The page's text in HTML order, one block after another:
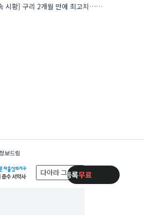
[비철금속 시황] 구리 2개월 만에 최고치…재고 감소에 공급 부족 우려 확대
료제품등록 무료제품등록무료
정보드림
다아라 그룹